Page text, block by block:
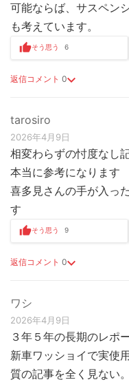
可能ならば、サスペン
も考えています。
返信コメント 0
そう思う 6
tarosiro
2026年4月9日
相変わらずの忖度なし
本当に参考になります
喜多見さんの手が入っ
す
返信コメント 0
そう思う 9
ワシ
2026年4月9日
３年５年の長期のレポ
新車ワッショイで実使
質の記事を全く見ない。